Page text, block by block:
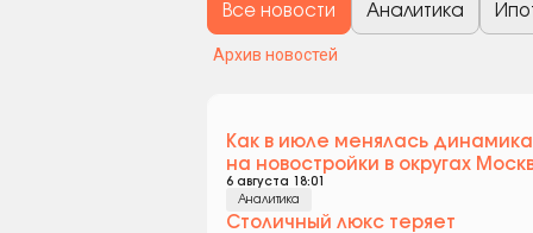
Все новости Аналитика
Архив новостей
Как в июле менялась
на новостройки в округах
6 августа 18:01
Аналитика
Столичный люкс теряет